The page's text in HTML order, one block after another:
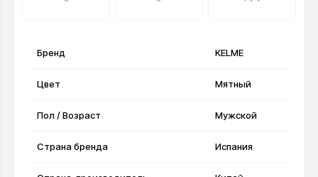
Бренд KELME
Цвет Мятный
Пол / Возраст Мужской
Страна бренда Испания